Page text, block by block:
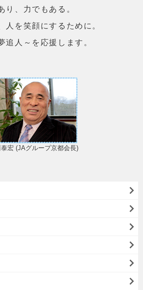
り、力でもある。
人を笑顔にするために。
追人～を応援します。
宏 (JAグループ京都会長)